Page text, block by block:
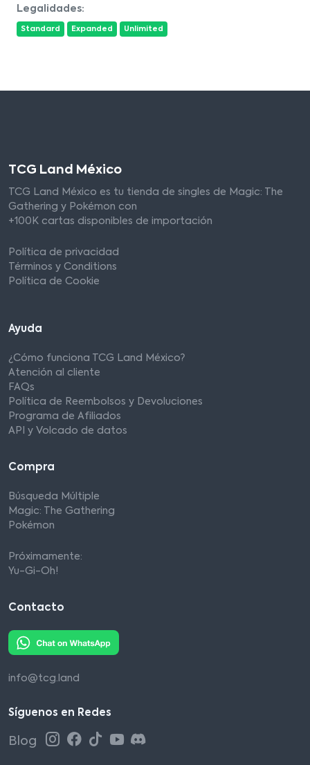
Legalidades:
Standard Expanded Unlimited
TCG Land México
TCG Land México es tu tienda de singles de Magic: The
Gathering y Pokémon con
+100K cartas disponibles de importación
Política de privacidad
Términos y Conditions
Política de Cookie
Ayuda
¿Cómo funciona TCG Land México?
Atención al cliente
FAQs
Política de Reembolsos y Devoluciones
Programa de Afiliados
API y Volcado de datos
Compra
Búsqueda Múltiple
Magic: The Gathering
Pokémon
Próximamente:
Yu-Gi-Oh!
Contacto
info@tcg.land
Síguenos en Redes
Blog